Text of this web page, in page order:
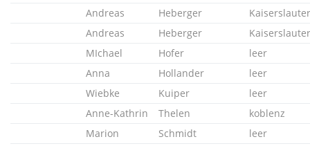
Andreas
Heberger
Andreas
Heberger
MIchael
Hofer
leer
Anna
Hollander
leer
Wiebke
Kuiper
leer
Anne-Kathrin
Thelen
koblenz
Marion
Schmidt
leer